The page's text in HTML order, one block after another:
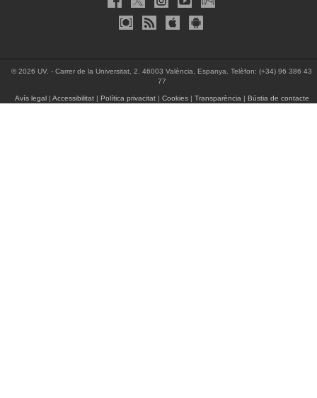
© 2026 UV. - Carrer de la Universitat, 2. 46003 València, Espanya. Telèfon: (+34) 96 386 43
77
Avís legal| Accessibilitat| Política privacitat| Cookies| Transparència | Bústia de contacte